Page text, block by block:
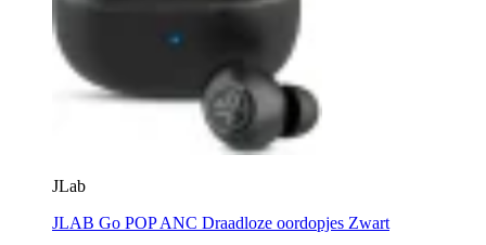
JLab
JLAB Go POP ANC Draadloze oordopjes Zwart